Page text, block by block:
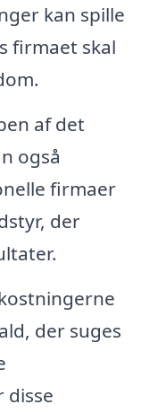
kan spille
firmaet skal
af det
også
firmaer
der
der suges
disse